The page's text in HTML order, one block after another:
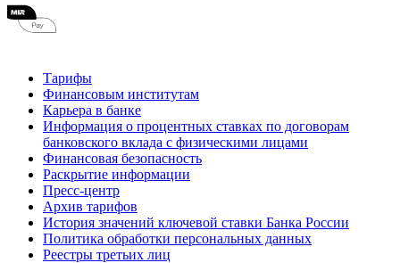
Тарифы
Финансовым институтам
Карьера в банке
Информация о процентных ставках по договорам
банковского вклада с физическими лицами
Финансовая безопасность
Раскрытие информации
Пресс-центр
Архив тарифов
История значений ключевой ставки Банка России
Политика обработки персональных данных
Реестры третьих лиц